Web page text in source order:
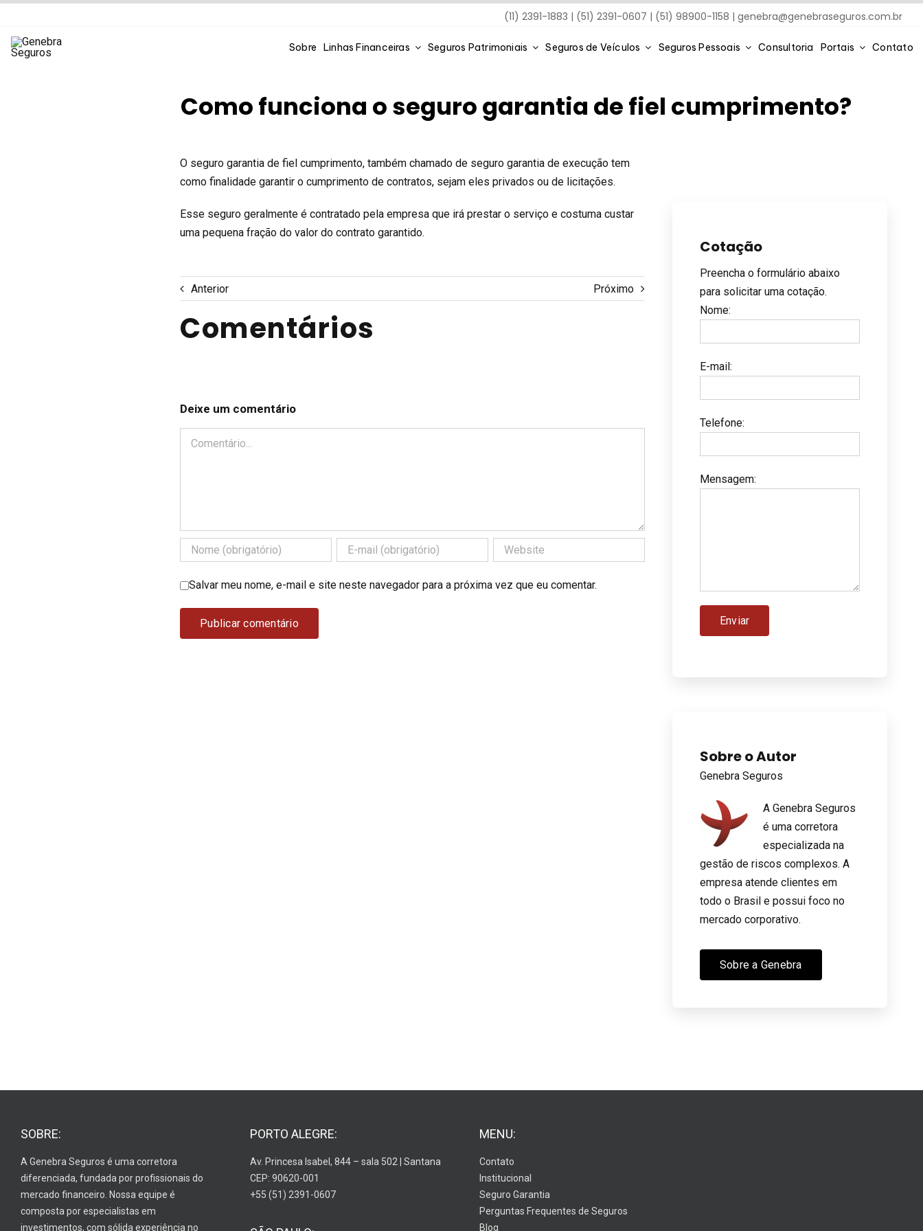
(11) 2391-1883 | (51) 2391-0607 | (51) 98900-1158 |genebra@genebraseguros.com.br
Sobre Linhas Financeiras Seguros Patrimoniais Seguros de Veículos Seguros Pessoais Consultoria Portais Contato
Como funciona o seguro garantia de fiel cumprimento?
O seguro garantia de fiel cumprimento, também chamado de seguro garantia de execução tem
como finalidade garantir o cumprimento de contratos, sejam eles privados ou de licitações.
Esse seguro geralmente é contratado pela empresa que irá prestar o serviço e costuma custar
uma pequena fração do valor do contrato garantido.
Anterior Próximo
Comentários
Deixe um comentário
Comentário
Salvar meu nome, e-mail e site neste navegador para a próxima vez que eu comentar.
Cotação
Preencha o formulário abaixo
para solicitar uma cotação.
Nome:
E-mail:
Telefone:
Mensagem:
Sobre o Autor
Genebra Seguros
A Genebra Seguros
é uma corretora
especializada na
gestão de riscos complexos. A
empresa atende clientes em
todo o Brasil e possui foco no
mercado corporativo.
Sobre a Genebra
SOBRE:
A Genebra Seguros é uma corretora
diferenciada, fundada por profissionais do
mercado financeiro. Nossa equipe é
composta por especialistas em
investimentos, com sólida experiência no
PORTO ALEGRE:
Av. Princesa Isabel, 844 – sala 502 | Santana
CEP: 90620-001
+55 (51) 2391-0607
MENU:
Contato
Institucional
Seguro Garantia
Perguntas Frequentes de Seguros
Blog